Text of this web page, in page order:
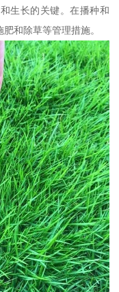
生长的关键。在播种和
和除草等管理措施。